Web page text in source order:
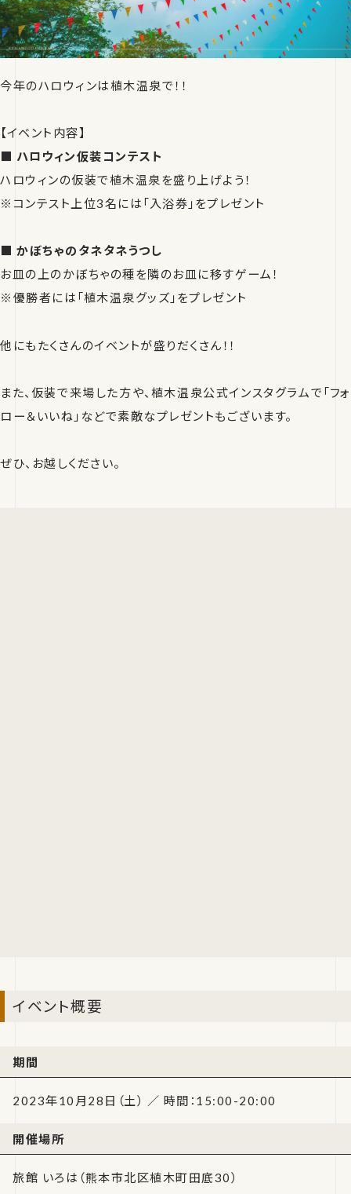
今年のハロウィンは植木温泉で！！
【イベント内容】
■ ハロウィン仮装コンテスト
ハロウィンの仮装で植木温泉を盛り上げよう！
※コンテスト上位3名には「入浴券」をプレゼント
■かぼちゃのタネタネうつし
お皿の上のかぼちゃの種を隣のお皿に移すゲーム！
※優勝者には「植木温泉グッズ」をプレゼント
他にもたくさんのイベントが盛りだくさん！！
また、仮装で来場した方や、植木温泉公式インスタグラムで「フォ
ロー＆いいね」などで素敵なプレゼントもございます。
ぜひ、お越しください。
イベント概要
期間
2023年10月28日（土） ／ 時間：15:00-20:00
開催場所
旅館 いろは（熊本市北区植木町田底30）